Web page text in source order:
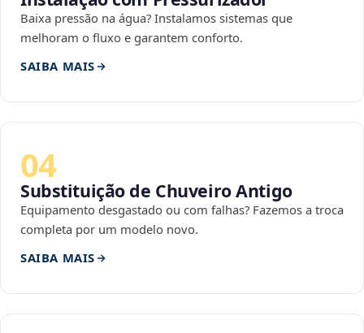
Baixa pressão na água? Instalamos sistemas que
melhoram o fluxo e garantem conforto.
SAIBA MAIS
04
Substituição de Chuveiro Antigo
Equipamento desgastado ou com falhas? Fazemos a troca
completa por um modelo novo.
SAIBA MAIS